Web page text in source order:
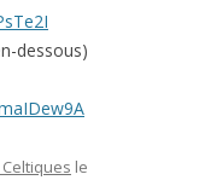
dessous)
le